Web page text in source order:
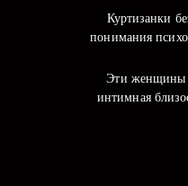
Куртизанки
понимания
Эти женщины
интимная